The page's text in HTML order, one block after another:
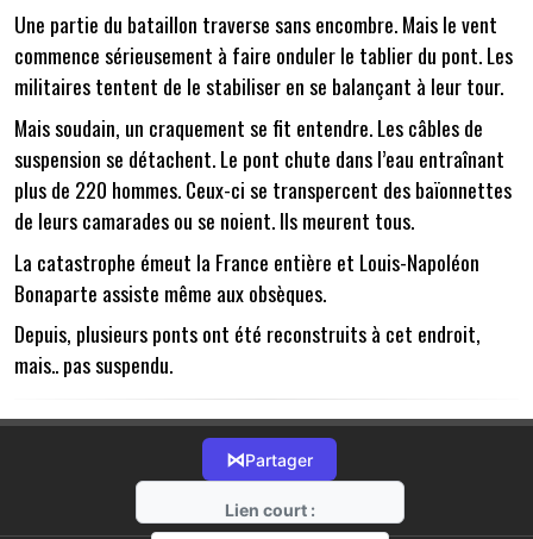
Une partie du bataillon traverse sans encombre. Mais le vent
commence sérieusement à faire onduler le tablier du pont. Les
militaires tentent de le stabiliser en se balançant à leur tour.
Mais soudain, un craquement se fit entendre. Les câbles de
suspension se détachent. Le pont chute dans l’eau entraînant
plus de 220 hommes. Ceux-ci se transpercent des baïonnettes
de leurs camarades ou se noient. Ils meurent tous.
La catastrophe émeut la France entière et Louis-Napoléon
Bonaparte assiste même aux obsèques.
Depuis, plusieurs ponts ont été reconstruits à cet endroit,
mais.. pas suspendu.
⋈Partager
Lien court :